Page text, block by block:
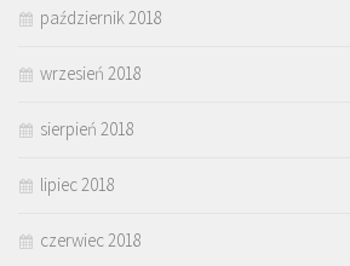
październik 2018
wrzesień 2018
sierpień 2018
lipiec 2018
czerwiec 2018